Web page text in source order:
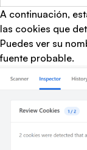
A continuación,
las cookies que
Puedes ver su
fuente probable.